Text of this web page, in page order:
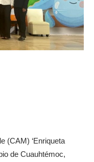
(CAM) ‘Enriqueta
de Cuauhtémoc,